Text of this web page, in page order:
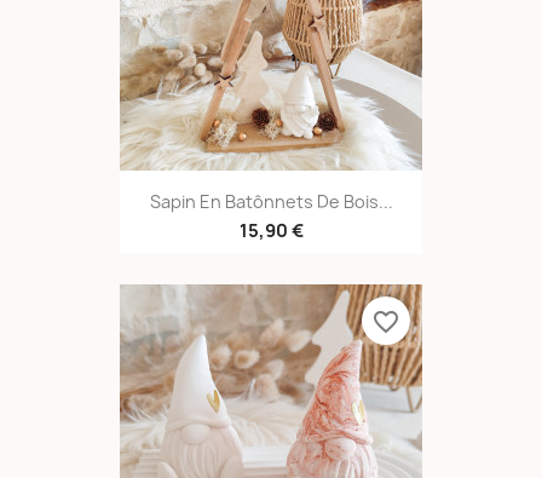
Sapin En Batônnets De Bois...
15,90 €
favorite_border